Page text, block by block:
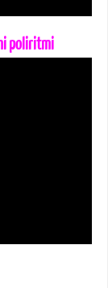
poliritmi